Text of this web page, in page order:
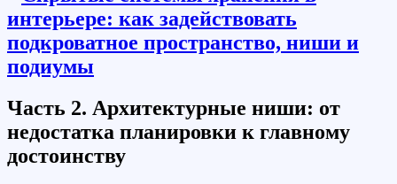
Часть 2. Архитектурные ниши: от
недостатка планировки к главному
достоинству